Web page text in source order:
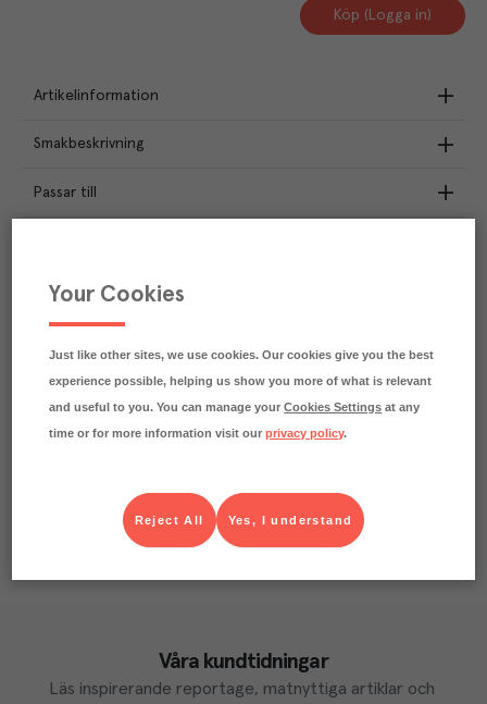
Köp (Logga in)
Artikelinformation
Smakbeskrivning
Passar till
Klimatavtryck
CO₂e/kg
utsläppen av 3.6 kg koldioxid.
Läs mer om hur vi beräknar klimatavtryck
Våra kundtidningar
Läs inspirerande reportage, matnyttiga artiklar och
Your Cookies
Just like other sites, we use cookies. Our cookies give you the best
experience possible, helping us show you more of what is relevant
and useful to you. You can manage yourCookies Settings at any
time or for more information visit ourprivacy policy.
Yes, I understand
Reject All